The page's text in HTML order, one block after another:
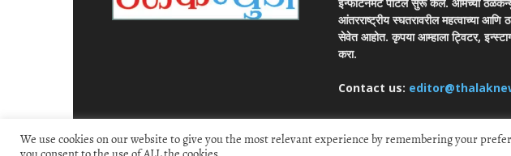
आंतरराष्ट्रीय स्घतरावरील महत्वाच्या
सेवेत आहोत. कृपया आम्हाला ट्विटर,
करा.
Contact us:
© thalaknews.com 2024 All Rights Reserved. Akshara Media Corp.
We use cookies on our website to give you the most relevant experience by remembering your